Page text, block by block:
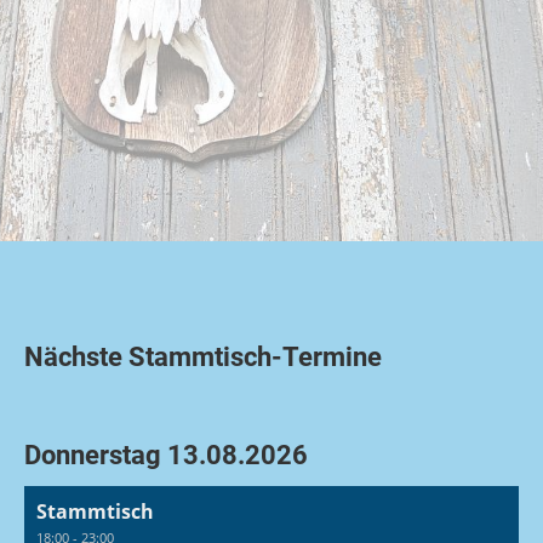
Nächste Stammtisch-Termine
Donnerstag 13.08.2026
Stammtisch
18:00 - 23:00